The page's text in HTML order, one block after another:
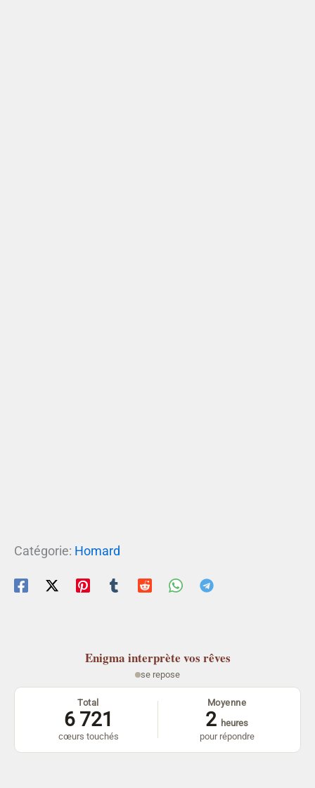
Catégorie: Homard
Enigma interprète vos rêves
se repose
Total
6 721
cœurs touchés
Moyenne
2 heures
pour répondre